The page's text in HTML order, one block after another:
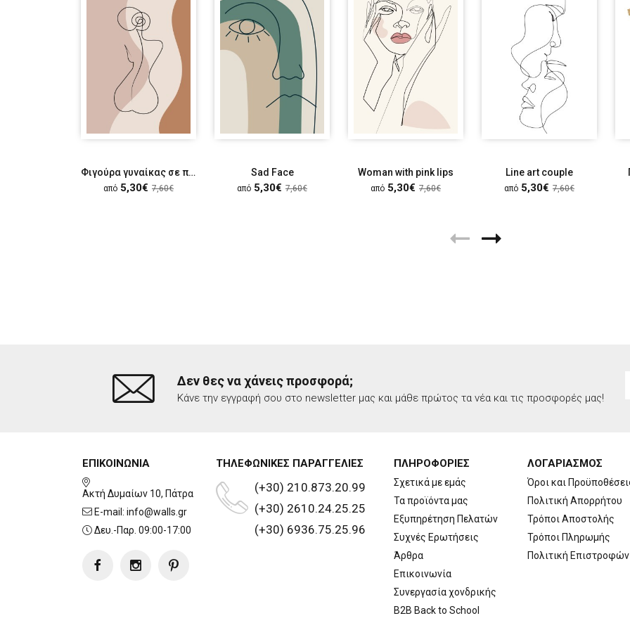
Φιγούρα γυναίκας σε παστέλ αποχρώσεις
από 5,30€ 7,60€
Sad Face
από 5,30€ 7,60€
Woman with pink lips
από 5,30€ 7,60€
Line art couple
από 5,30€ 7,60€
Δεν θες να χάνεις προσφορά;
Κάνε την εγγραφή σου στο newsletter μας και μάθε πρώτος τα νέα και τις προσφορές μας!
ΕΠΙΚΟΙΝΩΝΙΑ
Ακτή Δυμαίων 10, Πάτρα
E-mail: info@walls.gr
Δευ.-Παρ. 09:00-17:00
ΤΗΛΕΦΩΝΙΚΕΣ ΠΑΡΑΓΓΕΛΙΕΣ
(+30) 210.873.20.99
(+30) 2610.24.25.25
(+30) 6936.75.25.96
ΠΛΗΡΟΦΟΡΙΕΣ
Σχετικά με εμάς
Τα προϊόντα μας
Εξυπηρέτηση Πελατών
Συχνές Ερωτήσεις
Άρθρα
Επικοινωνία
Συνεργασία χονδρικής
B2B Back to School
ΛΟΓΑΡΙΑΣΜΟΣ
Όροι και
Πολιτική Απορρήτου
Τρόποι Αποστολής
Τρόποι Πληρωμής
Πολιτική Επιστροφών